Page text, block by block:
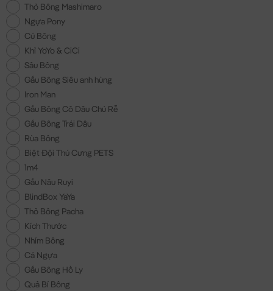
Thỏ Bông Mashimaro
Ngựa Pony
Cú Bông
Khỉ YoYo & CiCi
Sâu Bông
Gấu Bông Siêu anh hùng
Iron Man
Gấu Bông Cô Dâu Chú Rễ
Gấu Bông Trái Dâu
Rùa Bông
Biệt Đội Thú Cưng PETS
1m4
Gấu Nâu Ruyi
BlindBox YaYa
Thỏ Bông Pacha
Kích Thước
Nhím Bông
Cá Ngựa
Gấu Bông Hồ Ly
Quả Bí Bông